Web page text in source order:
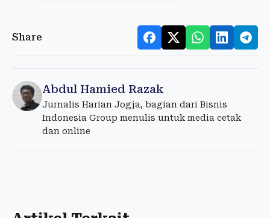
Share
Abdul Hamied Razak
Jurnalis Harian Jogja, bagian dari Bisnis
Indonesia Group menulis untuk media cetak
dan online